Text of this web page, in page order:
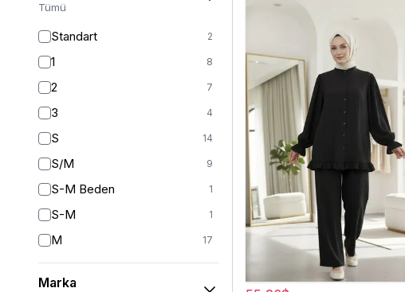
Tümü
Standart 2
1 8
2 7
3 4
S 14
S/M 9
S-M Beden 1
S-M 1
M 17
L 16
Marka